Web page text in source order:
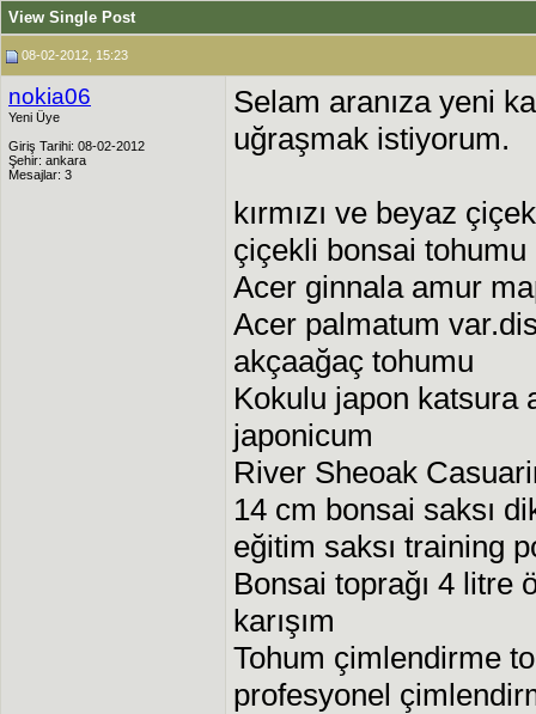
View Single Post
08-02-2012, 15:23
nokia06
Yeni Üye
Giriş Tarihi: 08-02-2012
Şehir: ankara
Mesajlar: 3
Selam aranıza yeni
uğraşmak istiyorum.
kırmızı ve beyaz
çiçekli bonsai tohumu
Acer ginnala amur
Acer palmatum
akçaağaç tohumu
Kokulu japon katsura
japonicum
River Sheoak
14 cm bonsai saksı
eğitim saksı training
Bonsai toprağı 4 litre
karışım
Tohum çimlendirme
profesyonel